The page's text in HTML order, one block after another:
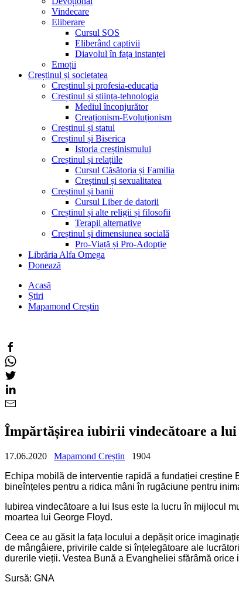
Vindecare
Eliberare
Cursul SOS
Eliberând captivii
Diavolul în fața instanței
Emoții
Creștinul și societatea
Creștinul și profesia-educația
Creștinul și știința-tehnologia
Mediul înconjurător
Creaționism-Evoluționism
Creștinul și statul
Creștinul și Biserica
Istoria creștinismului
Creștinul și relațiile
Cursul Căsătoria și Familia
Creștinul și sexualitatea
Creștinul și banii
Cursul Liber de datorii
Creștinul și alte religii și filosofii
Terapii alternative
Creștinul și dimensiunea socială
Pro-Viață și Pro-Adopție
Librăria Alfa Omega
Donează
Acasă
Știri
Mapamond Creștin
Împărtășirea iubirii vindecătoare a
17.06.2020 Mapamond Creștin
1904
Echipa mobilă de interventie rapidă a fundației
bineînțeles pentru a ridica mâni în rugăciune pentru
Iubirea vindecătoare a lui Isus este la lucru în mijlocul
moartea lui George Floyd.
Ceea ce au găsit la fața locului a depășit orice
de mângâiere, privirile calde si înțelegătoare ale
durerile vieții. Vestea Bună a Evangheliei sfărâmă
Sursă: GNA